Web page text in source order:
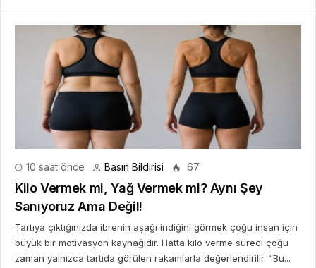
10 saat önce Basın Bildirisi 67
Kilo Vermek mi, Yağ Vermek mi? Aynı Şey
Sanıyoruz Ama Değil!
Tartıya çıktığınızda ibrenin aşağı indiğini görmek çoğu insan için
büyük bir motivasyon kaynağıdır. Hatta kilo verme süreci çoğu
zaman yalnızca tartıda görülen rakamlarla değerlendirilir. “Bu...